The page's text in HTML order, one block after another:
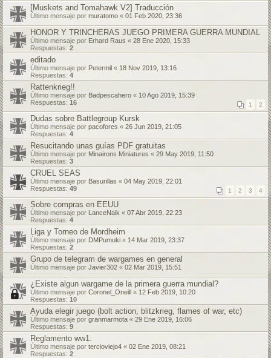
[Muskets and Tomahawk V2] Traducción
Último mensaje por muratomo « 01 Feb 2020, 23:36
HONOR Y TRINCHERAS JUEGO PRIMERA GUERRA MUNDIAL
Último mensaje por Erhard Raus « 28 Ene 2020, 15:33
Respuestas: 2
editado
Último mensaje por Petermil « 18 Nov 2019, 13:16
Respuestas: 4
Rattenkrieg!!
Último mensaje por Badpescahero « 10 Ago 2019, 15:39
Respuestas: 16 1 2
Dudas sobre Battlegroup Kursk
Último mensaje por pacofores « 26 Jun 2019, 21:05
Respuestas: 4
Resucitando unas guías PDF gratuitas
Último mensaje por Minairons Miniatures « 29 May 2019, 11:50
Respuestas: 3
CRUEL SEAS
Último mensaje por Basurillas « 04 May 2019, 22:01
Respuestas: 49 1 2 3 4
Sobre compras en EEUU
Último mensaje por LanceNaik « 07 Abr 2019, 22:23
Respuestas: 4
Liga y Torneo de Mordheim
Último mensaje por DMPumuki « 14 Mar 2019, 23:37
Respuestas: 2
Grupo de telegram de wargames en general
Último mensaje por Javier302 « 02 Mar 2019, 15:51
¿Existe algun wargame de la primera guerra mundial?
Último mensaje por Coronel_Oneill « 12 Feb 2019, 10:20
Respuestas: 10
Ayuda elegir juego (bolt action, blitzkrieg, flames of war, etc)
Último mensaje por granmarmota « 29 Ene 2019, 16:06
Respuestas: 9
Reglamento ww1.
Último mensaje por tercioviejo4 « 02 Ene 2019, 08:21
Respuestas: 2